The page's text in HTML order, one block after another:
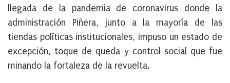
llegada de la pandemia de coronavirus donde la
administración Piñera, junto a la mayoría de las
tiendas políticas institucionales, impuso un estado de
excepción, toque de queda y control social que fue
minando la fortaleza de la revuelta.